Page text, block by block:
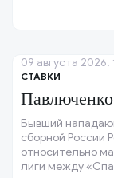
СТАВКИ
Павлюченко
Бывший
сборной России
относительно
лиги между
09 августа 2026,